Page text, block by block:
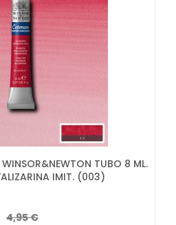
TUBO 8 ML.
IMIT. (003)
4,95 €